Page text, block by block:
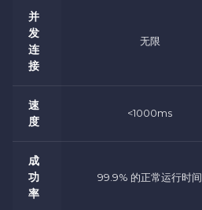
并
发
连
接
无限
速
度
<1000ms
成
功
率
99.9% 的正常运行时间